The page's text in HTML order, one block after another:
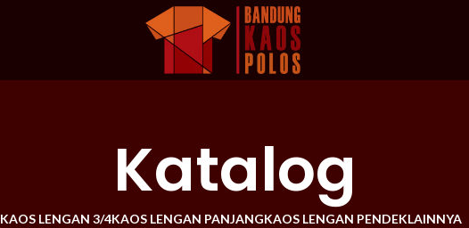
Katalog
KAOS LENGAN 3/4KAOS LENGAN PANJANGKAOS LENGAN PENDEKLAINNYA